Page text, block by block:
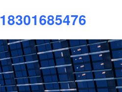
18301685476